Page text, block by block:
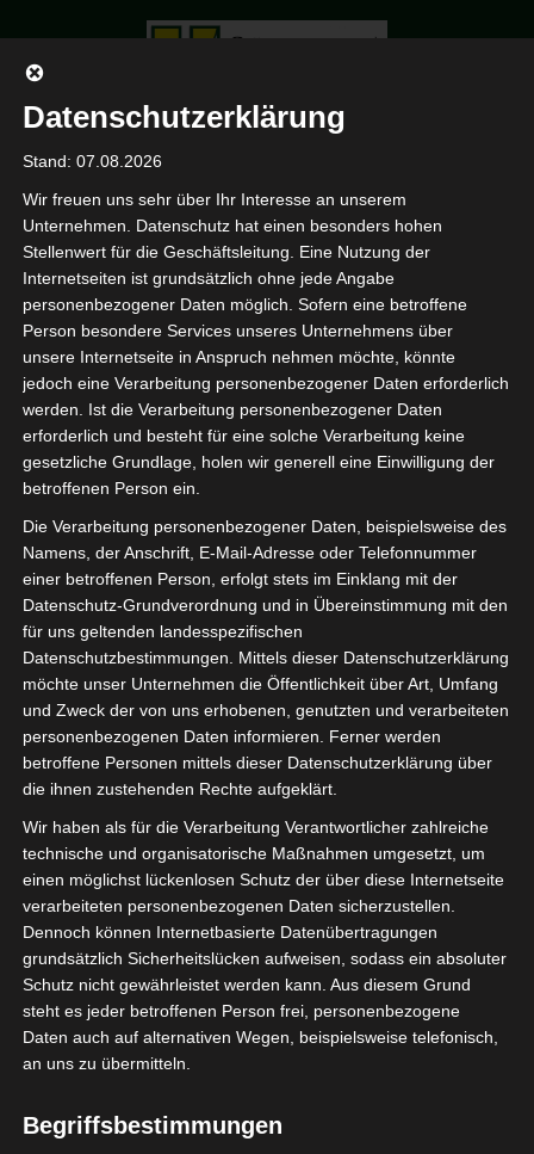
Archive
HOME PORTFOLIO
Datenschutzerklärung
Stand: 07.08.2026
Wir freuen uns sehr über Ihr Interesse an unserem
Unternehmen. Datenschutz hat einen besonders hohen
Stellenwert für die Geschäftsleitung. Eine Nutzung der
Internetseiten ist grundsätzlich ohne jede Angabe
personenbezogener Daten möglich. Sofern eine betroffene
Person besondere Services unseres Unternehmens über
unsere Internetseite in Anspruch nehmen möchte, könnte
jedoch eine Verarbeitung personenbezogener Daten erforderlich
werden. Ist die Verarbeitung personenbezogener Daten
erforderlich und besteht für eine solche Verarbeitung keine
gesetzliche Grundlage, holen wir generell eine Einwilligung der
betroffenen Person ein.
Die Verarbeitung personenbezogener Daten, beispielsweise des
Namens, der Anschrift, E-Mail-Adresse oder Telefonnummer
einer betroffenen Person, erfolgt stets im Einklang mit der
Datenschutz-Grundverordnung und in Übereinstimmung mit den
für uns geltenden landesspezifischen
Datenschutzbestimmungen. Mittels dieser Datenschutzerklärung
möchte unser Unternehmen die Öffentlichkeit über Art, Umfang
und Zweck der von uns erhobenen, genutzten und verarbeiteten
personenbezogenen Daten informieren. Ferner werden
betroffene Personen mittels dieser Datenschutzerklärung über
die ihnen zustehenden Rechte aufgeklärt.
Wir haben als für die Verarbeitung Verantwortlicher zahlreiche
technische und organisatorische Maßnahmen umgesetzt, um
einen möglichst lückenlosen Schutz der über diese Internetseite
verarbeiteten personenbezogenen Daten sicherzustellen.
Dennoch können Internetbasierte Datenübertragungen
grundsätzlich Sicherheitslücken aufweisen, sodass ein absoluter
Schutz nicht gewährleistet werden kann. Aus diesem Grund
steht es jeder betroffenen Person frei, personenbezogene
Daten auch auf alternativen Wegen, beispielsweise telefonisch,
an uns zu übermitteln.
Begriffsbestimmungen